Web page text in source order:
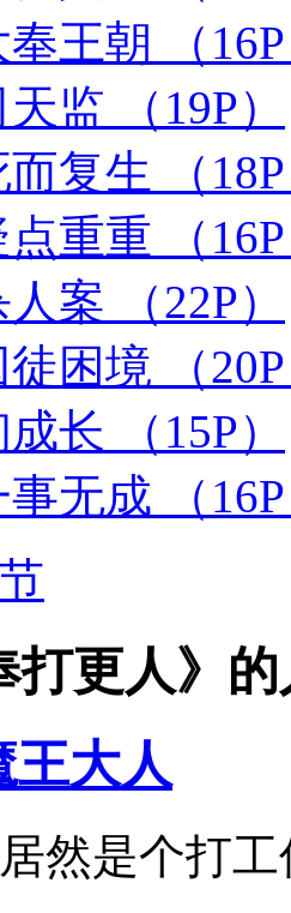
王朝
（
天监
（19P）
复生
（
点重重
（
人案
（22P）
徒困境
（
成长
（15P）
事无成
（
打更人》
王大人
然是个打